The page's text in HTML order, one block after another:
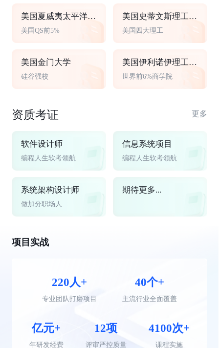
美国夏威夷太平洋大学
美国QS前5%
美国史蒂文斯理工学院
美国四大理工
美国金门大学
硅谷强校
美国伊利诺伊理工大学
世界前6%商学院
资质考证 更多
软件设计师
编程人生软考领航
信息系统项目
编程人生软考领航
系统架构设计师
做加分职场人
期待更多...
项目实战
220人+
专业团队打磨项目
40个+
主流行业全面覆盖
亿元+
年研发经费
12项
评审严控质量
4100次+
课程实施